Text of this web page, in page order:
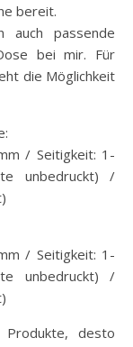
bereit.
auch passende
bei mir. Für
die Möglichkeit
/ Seitigkeit: 1-
unbedruckt) /
/ Seitigkeit: 1-
unbedruckt) /
desto